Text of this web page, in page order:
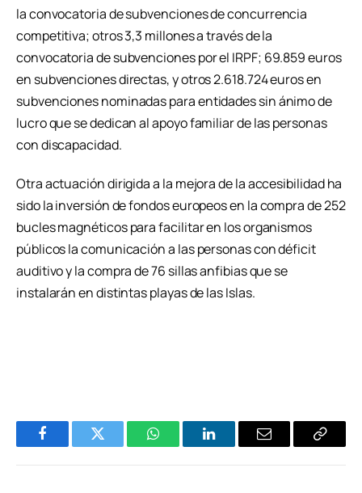
la convocatoria de subvenciones de concurrencia
competitiva; otros 3,3 millones a través de la
convocatoria de subvenciones por el IRPF; 69.859 euros
en subvenciones directas, y otros 2.618.724 euros en
subvenciones nominadas para entidades sin ánimo de
lucro que se dedican al apoyo familiar de las personas
con discapacidad.
Otra actuación dirigida a la mejora de la accesibilidad ha
sido la inversión de fondos europeos en la compra de 252
bucles magnéticos para facilitar en los organismos
públicos la comunicación a las personas con déficit
auditivo y la compra de 76 sillas anfibias que se
instalarán en distintas playas de las Islas.
FacebookTwitter WhatsAppLinkedInEmail
Copiar